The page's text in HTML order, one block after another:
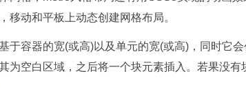
移动和平板上动态创建网格布局。
容器的宽(或高)以及单元的宽(或高)，同时它会
为空白区域，之后将一个块元素插入。若果没